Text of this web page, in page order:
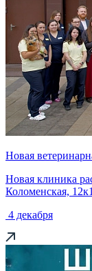
Новая
Новая клиника
Коломенская, 12к1
4 декабря